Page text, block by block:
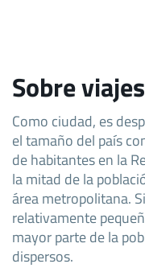
Sobre
Como ciudad, es
el tamaño del país
de habitantes en la
la mitad de la
área metropolitana.
relativamente
mayor parte de la
dispersos.